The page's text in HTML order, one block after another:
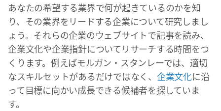
あなたの希望する業界で何が起きているのかを知
り、その業界をリードする企業について研究しまし
ょう。それらの企業のウェブサイトで記事を読み、
企業文化や企業指針についてリサーチする時間をつ
くります。例えばモルガン・スタンレーでは、適切
なスキルセットがあるだけではなく、 企業文化に沿
って目標に向かい成長できる候補者を探していま
す。